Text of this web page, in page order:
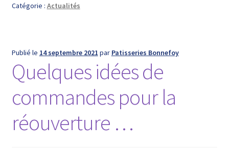
Catégorie : Actualités
Publié le 14 septembre 2021 par Patisseries Bonnefoy
Quelques idées de
commandes pour la
réouverture …